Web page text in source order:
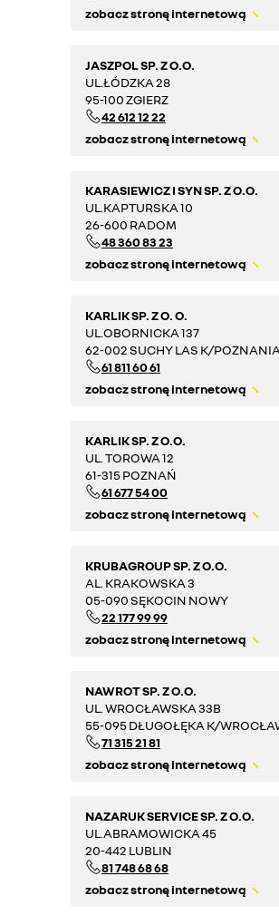
zobacz stronę internetową
JASZPOL SP. Z O.O.
UL.ŁÓDZKA 28
95-100 ZGIERZ
42 612 12 22
zobacz stronę internetową
KARASIEWICZ I SYN SP. Z O.O.
UL.KAPTURSKA 10
26-600 RADOM
48 360 83 23
zobacz stronę internetową
KARLIK SP. Z O. O.
UL.OBORNICKA 137
62-002 SUCHY LAS K/POZNANIA
61 811 60 61
zobacz stronę internetową
KARLIK SP. Z O.O.
UL. TOROWA 12
61-315 POZNAŃ
61 677 54 00
zobacz stronę internetową
KRUBAGROUP SP. Z O.O.
AL. KRAKOWSKA 3
05-090 SĘKOCIN NOWY
22 177 99 99
zobacz stronę internetową
NAWROT SP. Z O.O.
UL. WROCŁAWSKA 33B
55-095 DŁUGOŁĘKA K/
71 315 21 81
zobacz stronę internetową
NAZARUK SERVICE SP. Z O.O.
UL.ABRAMOWICKA 45
20-442 LUBLIN
81 748 68 68
zobacz stronę internetową